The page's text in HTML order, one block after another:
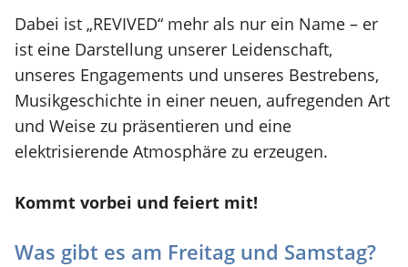
Dabei ist „REVIVED“ mehr als nur ein Name – er
ist eine Darstellung unserer Leidenschaft,
unseres Engagements und unseres Bestrebens,
Musikgeschichte in einer neuen, aufregenden Art
und Weise zu präsentieren und eine
elektrisierende Atmosphäre zu erzeugen.
Kommt vorbei und feiert mit!
Was gibt es am Freitag und Samstag?